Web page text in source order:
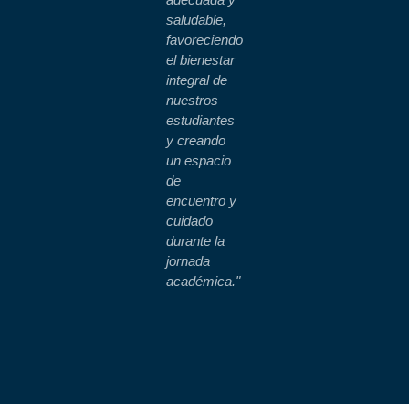
saludable,
favoreciendo
el bienestar
integral de
nuestros
estudiantes
y creando
un espacio
de
encuentro y
cuidado
durante la
jornada
académica."